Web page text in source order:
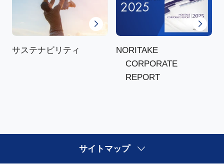
サステナビリティ
NORITAKE
CORPORATE
REPORT
サイトマップ